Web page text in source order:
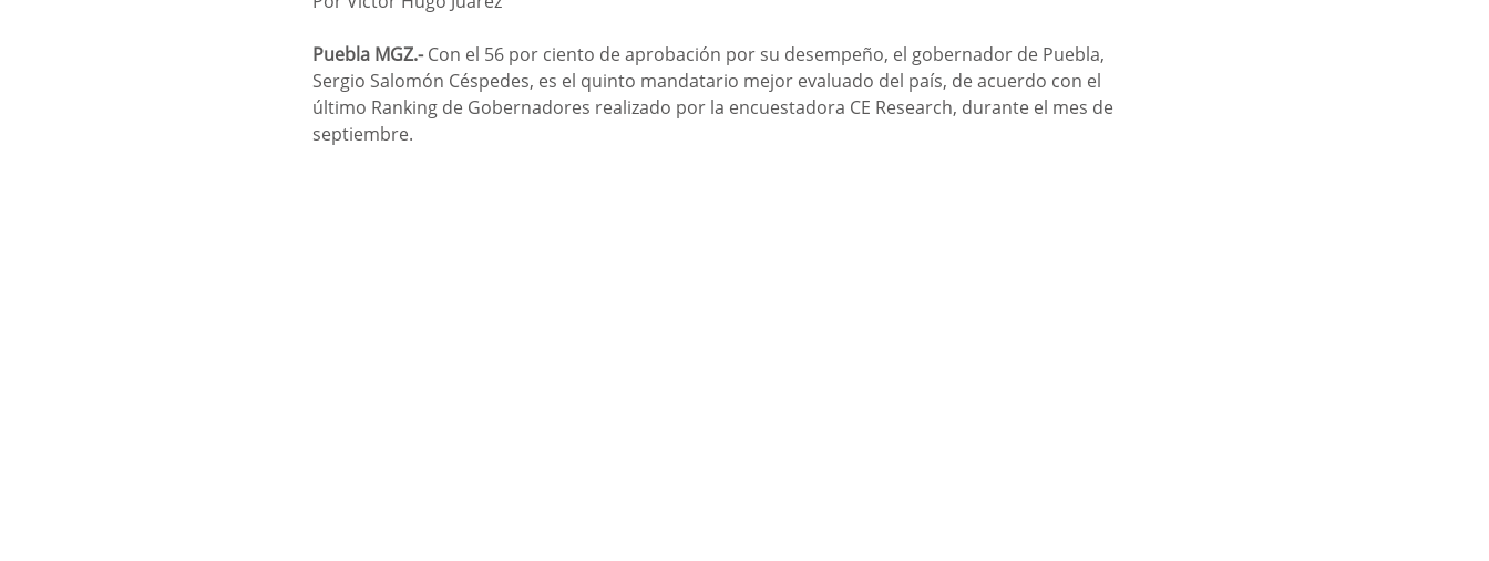
Puebla MGZ.- Con el 56 por ciento de aprobación por su desempeño, el gobernador de Puebla,
Sergio Salomón Céspedes, es el quinto mandatario mejor evaluado del país, de acuerdo con el
último Ranking de Gobernadores realizado por la encuestadora CE Research, durante el mes de
septiembre.